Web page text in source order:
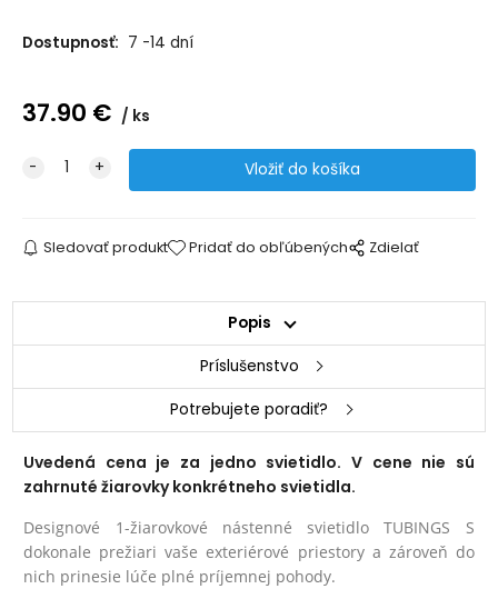
Dostupnosť: 7 -14 dní
37.90 € ks
Sledovať produkt Pridať do obľúbených Zdielať
Popis
Príslušenstvo
Potrebujete poradiť?
Uvedená cena je za jedno svietidlo. V cene nie sú
zahrnuté žiarovky konkrétneho svietidla.
Designové 1-žiarovkové nástenné svietidlo TUBINGS S
dokonale prežiari vaše exteriérové priestory a zároveň do
nich prinesie lúče plné príjemnej pohody.